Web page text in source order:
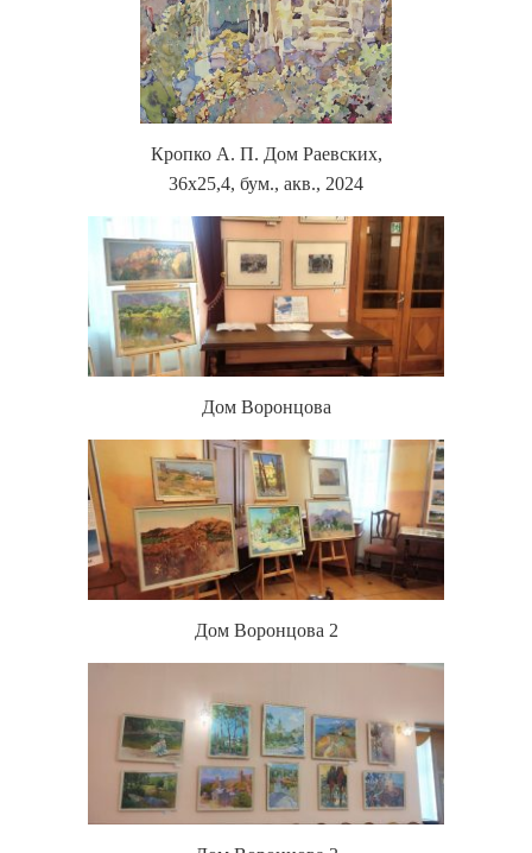
Кропко А. П. Дом Раевских,
36х25,4, бум., акв., 2024
Дом Воронцова
Дом Воронцова 2